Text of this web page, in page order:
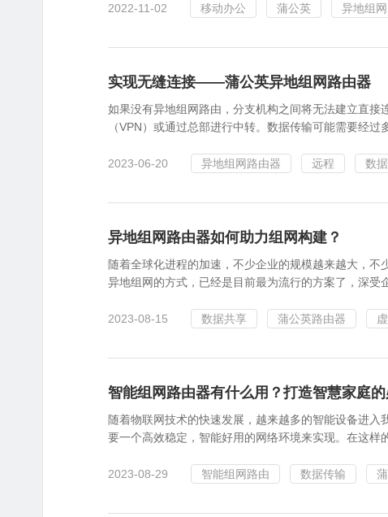
2022-11-02 移动办公 蒲公英 异地组网
实现无缝连接——蒲公英异地组网路由器
如果没有异地组网路由，分支机构之间将无法建立直
（VPN）或通过总部进行中转。数据传输可能需要经
2023-06-20 异地组网路由器 远程 数
异地组网路由器如何助力组网构建？
随着全球化进程的加速，不少企业的规模越来越大，
异地组网的方式，已经是目前最为流行的方案了，深受
2023-08-15 数据共享 蒲公英路由器
智能组网路由器有什么用？打造智慧家庭
随着物联网技术的快速发展，越来越多的智能设备进
要一个高效稳定，智能好用的网络环境来实现。在这样
2023-08-29 智能组网路由 数据传输